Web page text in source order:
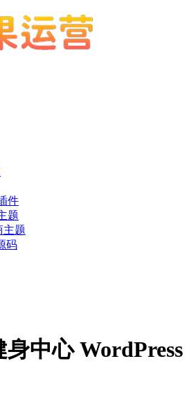
件
题
主题
码
身中心 WordPress